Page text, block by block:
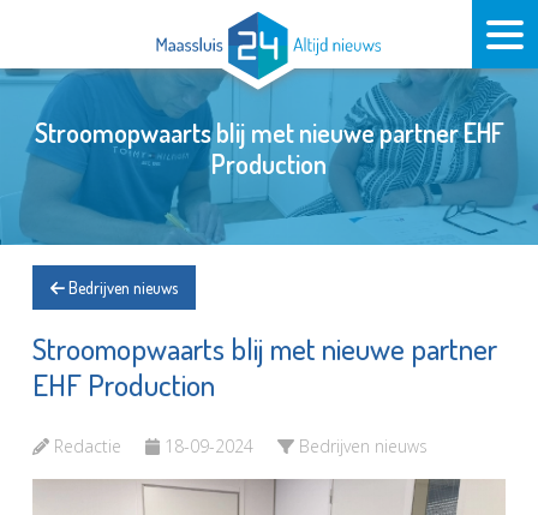
Stroomopwaarts blij met nieuwe partner EHF
Production
Bedrijven nieuws
Stroomopwaarts blij met nieuwe partner
EHF Production
Redactie 18-09-2024 Bedrijven nieuws